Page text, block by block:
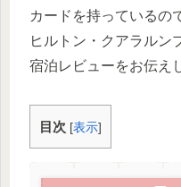
カードを持っているの
ヒルトン・クアラルン
宿泊レビューをお伝え
目次 [表示]